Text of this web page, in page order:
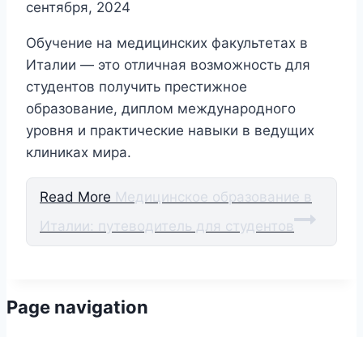
сентября, 2024
Обучение на медицинских факультетах в
Италии — это отличная возможность для
студентов получить престижное
образование, диплом международного
уровня и практические навыки в ведущих
клиниках мира.
Read More Медицинское образование в
Италии: путеводитель для студентов
Page navigation